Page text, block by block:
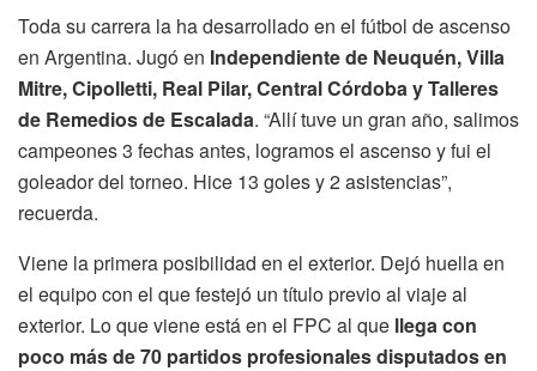
Toda su carrera la ha desarrollado en el fútbol de ascenso
en Argentina. Jugó en Independiente de Neuquén, Villa
Mitre, Cipolletti, Real Pilar, Central Córdoba y Talleres
de Remedios de Escalada. “Allí tuve un gran año, salimos
campeones 3 fechas antes, logramos el ascenso y fui el
goleador del torneo. Hice 13 goles y 2 asistencias”,
recuerda.
Viene la primera posibilidad en el exterior. Dejó huella en
el equipo con el que festejó un título previo al viaje al
exterior. Lo que viene está en el FPC al que llega con
poco más de 70 partidos profesionales disputados en